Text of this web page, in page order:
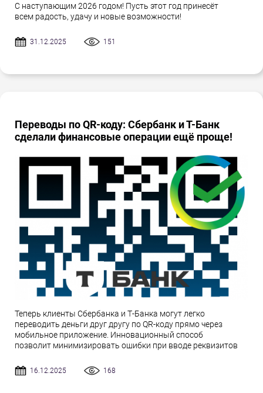
С наступающим 2026 годом! Пусть этот год принесёт
всем радость, удачу и новые возможности!
31.12.2025 151
Переводы по QR-коду: Сбербанк и Т-Банк
сделали финансовые операции ещё проще!
Теперь клиенты Сбербанка и Т-Банка могут легко
переводить деньги друг другу по QR-коду прямо через
мобильное приложение. Инновационный способ
позволит минимизировать ошибки при вводе реквизитов
16.12.2025 168